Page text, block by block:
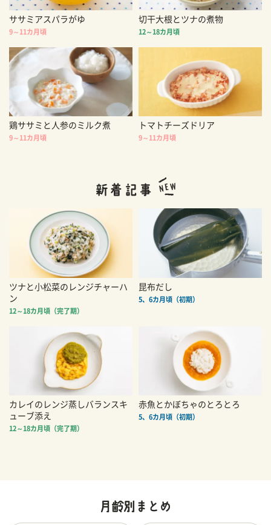
ササミアスパラがゆ
9～11カ月頃
切干大根とツナの煮物
12～18カ月頃
鶏ササミと人参のミルク煮
9～11カ月頃
トマトチーズドリア
9～11カ月頃
ツナと小松菜のレンジチャーハ
ン
12～18カ月頃（完了期）
昆布だし
5、6カ月頃（初期）
カレイのレンジ蒸しバランスキ
ューブ添え
12～18カ月頃（完了期）
赤魚とかぼちゃのとろとろ
5、6カ月頃（初期）